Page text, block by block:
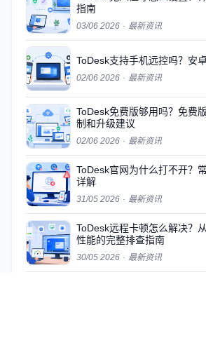
指南
03/06 2026 · 最新资讯
ToDesk支持手机远控吗？安
02/06 2026 · 最新资讯
ToDesk免费版够用吗？免费
制和升级建议
02/06 2026 · 最新资讯
ToDesk官网为什么打不开？
详解
31/05 2026 · 最新资讯
ToDesk远程卡顿怎么解决？
性能的完整排查指南
30/05 2026 · 最新资讯